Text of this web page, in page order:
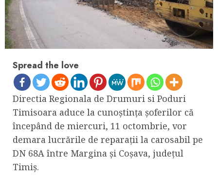
Spread the love
Directia Regionala de Drumuri si Poduri
Timisoara aduce la cunoștința șoferilor că
începând de miercuri, 11 octombrie, vor
demara lucrările de reparații la carosabil pe
DN 68A între Margina și Coșava, județul
Timiș.